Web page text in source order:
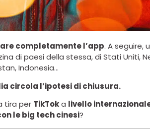
completamente l’app. A seguire,
di paesi della stessa, di Stati Uniti,
Indonesia…
circola l’ipotesi di chiusura.
tira per TikToka livello
le big tech cinesi?